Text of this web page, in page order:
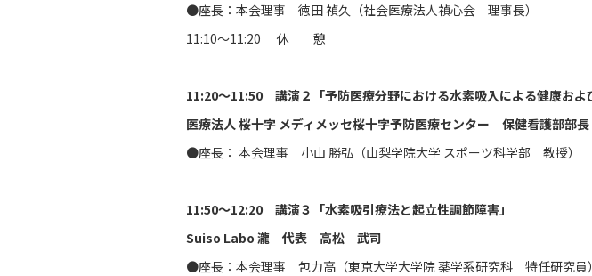
●座長：本会理事 徳田 禎久（社会医療法人禎心会 理事長）
11:10〜11:20 休 憩
11:20～11:50 講演２「予防医療分野における水素吸入による健康およ
医療法人 桜十字 メディメッセ桜十字予防医療センター 保健看護部部
●座長： 本会理事 小山 勝弘（山梨学院大学 スポーツ科学部 教授）
11:50～12:20 講演３「水素吸引療法と起立性調節障害」
Suiso Labo 瀧 代表 高松 武司
●座長：本会理事 包力高（東京大学大学院 薬学系研究科 特任研究員）